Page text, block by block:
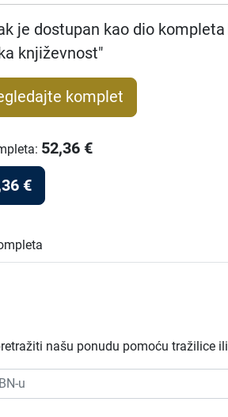
je dostupan kao dio
književnost"
komplet
: 52,36 €
€
našu ponudu pomoću tražilice